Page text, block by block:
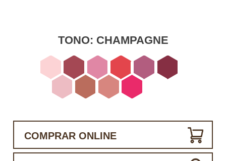
TONO: CHAMPAGNE
COMPRAR ONLINE